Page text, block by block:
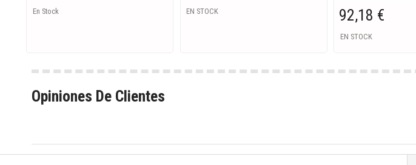
En Stock EN STOCK 92,18 €
EN STOCK
Opiniones De Clientes